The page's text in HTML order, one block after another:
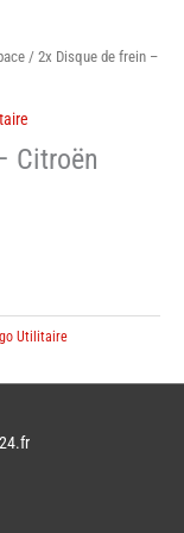
/ 2x Disque de frein –
Citroën
Utilitaire